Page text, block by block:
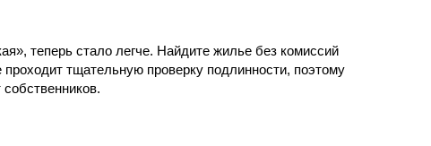
теперь стало легче. Найдите жилье без комиссий
тщательную проверку подлинности, поэтому